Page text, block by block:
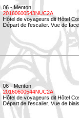
06 - Menton
20160600543NUC2A
Hôtel de voyageurs dit Hôtel
Départ de l'escalier. Vue de
06 - Menton
20160600544NUC2A
Hôtel de voyageurs dit Hôtel
Départ de l'escalier. Vue de